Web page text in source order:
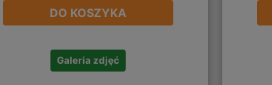
DO KOSZYKA
Galeria zdjęć